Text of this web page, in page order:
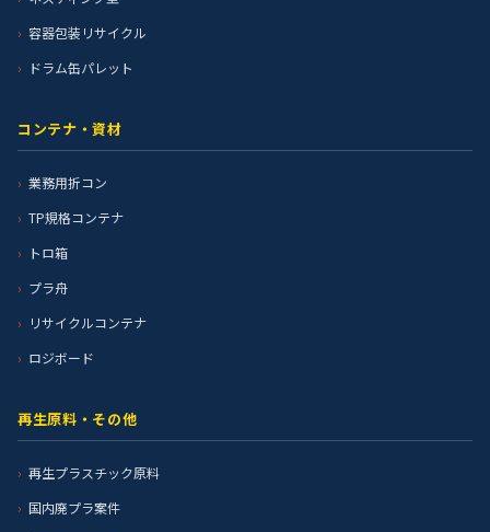
容器包装リサイクル
ドラム缶パレット
コンテナ・資材
業務用折コン
TP規格コンテナ
トロ箱
プラ舟
リサイクルコンテナ
ロジボード
再生原料・その他
再生プラスチック原料
国内廃プラ案件